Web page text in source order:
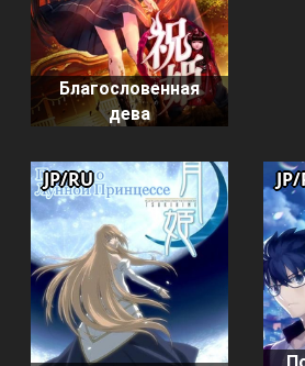
Благословенная
дева
JP/RU